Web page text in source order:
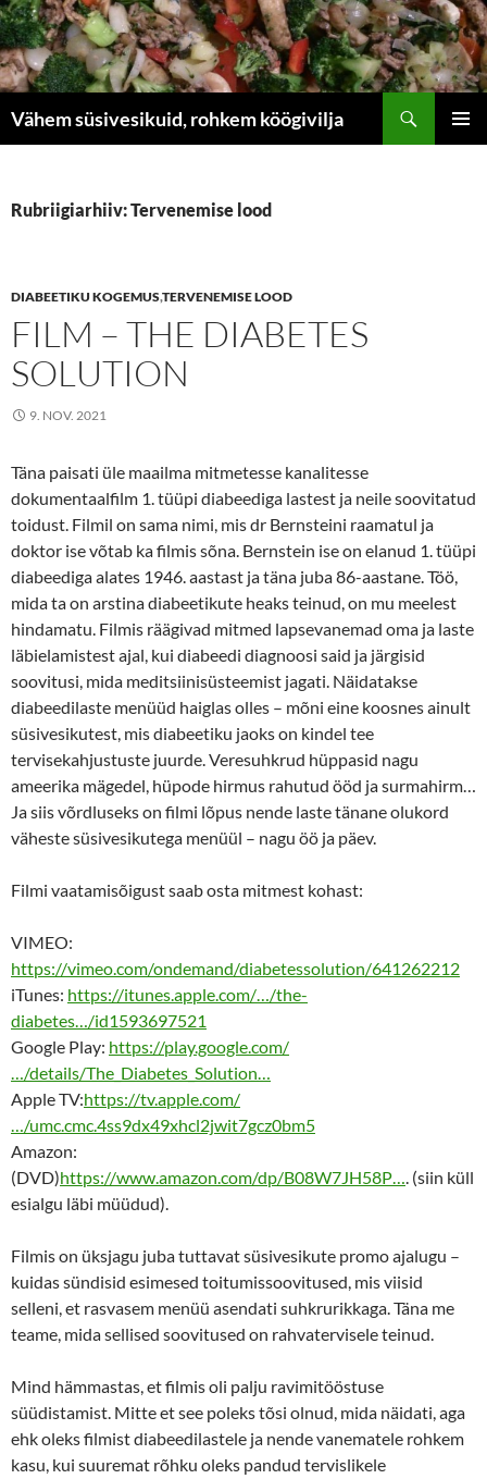
Liigu
sisu
juurde
Vähem süsivesikuid, rohkem köögivilja
Rubriigiarhiiv: Tervenemise lood
DIABEETIKU KOGEMUS,TERVENEMISE LOOD
FILM – THE DIABETES
SOLUTION
9. NOV. 2021
Täna paisati üle maailma mitmetesse kanalitesse
dokumentaalfilm 1. tüüpi diabeediga lastest ja neile soovitatud
toidust. Filmil on sama nimi, mis dr Bernsteini raamatul ja
doktor ise võtab ka filmis sõna. Bernstein ise on elanud 1. tüüpi
diabeediga alates 1946. aastast ja täna juba 86-aastane. Töö,
mida ta on arstina diabeetikute heaks teinud, on mu meelest
hindamatu. Filmis räägivad mitmed lapsevanemad oma ja laste
läbielamistest ajal, kui diabeedi diagnoosi said ja järgisid
soovitusi, mida meditsiinisüsteemist jagati. Näidatakse
diabeedilaste menüüd haiglas olles – mõni eine koosnes ainult
süsivesikutest, mis diabeetiku jaoks on kindel tee
tervisekahjustuste juurde. Veresuhkrud hüppasid nagu
ameerika mägedel, hüpode hirmus rahutud ööd ja surmahirm…
Ja siis võrdluseks on filmi lõpus nende laste tänane olukord
väheste süsivesikutega menüül – nagu öö ja päev.
Filmi vaatamisõigust saab osta mitmest kohast:
VIMEO:
https://vimeo.com/ondemand/diabetessolution/641262212
iTunes: https://itunes.apple.com/…/the-
diabetes…/id1593697521
Google Play: https://play.google.com/
…/details/The_Diabetes_Solution…
Apple TV:https://tv.apple.com/
…/umc.cmc.4ss9dx49xhcl2jwit7gcz0bm5
Amazon:
(DVD)https://www.amazon.com/dp/B08W7JH58P…. (siin küll
esialgu läbi müüdud).
Filmis on üksjagu juba tuttavat süsivesikute promo ajalugu –
kuidas sündisid esimesed toitumissoovitused, mis viisid
selleni, et rasvasem menüü asendati suhkrurikkaga. Täna me
teame, mida sellised soovitused on rahvatervisele teinud.
Mind hämmastas, et filmis oli palju ravimitööstuse
süüdistamist. Mitte et see poleks tõsi olnud, mida näidati, aga
ehk oleks filmist diabeedilastele ja nende vanematele rohkem
kasu, kui suuremat rõhku oleks pandud tervislikele